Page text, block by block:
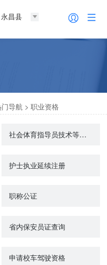
永昌县
导航 >职业资格
社会体育指导员技术等级称号认定
护士执业延续注册
职称公证
省内保安员证查询
申请校车驾驶资格